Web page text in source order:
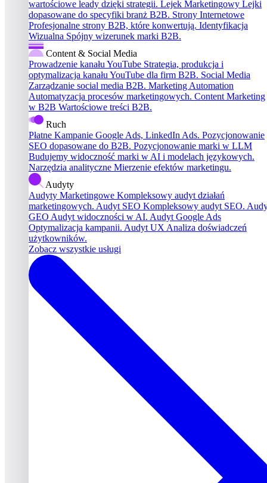
wartościowe leady dzięki strategii. Lejek Marketingowy Lejki
dopasowane do specyfiki branż B2B. Strony Internetowe
Profesjonalne strony B2B, które konwertują. Identyfikacja
Wizualna Spójny wizerunek marki B2B.
Content & Social Media
Prowadzenie kanału YouTube Strategia, produkcja i
optymalizacja kanału YouTube dla firm B2B. Social Media
Zarządzanie social media B2B. Marketing Automation
Automatyzacja procesów marketingowych. Content Marketing
w B2B Wartościowe treści B2B.
Ruch
Płatne Kampanie Google Ads, LinkedIn Ads. Pozycjonowanie
SEO dopasowane do B2B. Pozycjonowanie marki w LLM
Budujemy widoczność marki w AI i modelach językowych.
Narzędzia analityczne Mierzenie efektów marketingu.
Audyty
Audyty Marketingowe Kompleksowy audyt działań
marketingowych. Audyt SEO Kompleksowy audyt SEO.
GEO Audyt widoczności w AI. Audyt Google Ads
Optymalizacja kampanii. Audyt UX Analiza doświadczeń
użytkowników.
Zobacz wszystkie usługi